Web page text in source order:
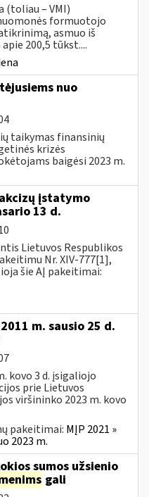
(toliau – VMI)
formuotojo
asmuo iš
200,5 tūkst....
nuo
taikymas finansinių
krizės
baigėsi 2023 m.
įstatymo
13 d.
Lietuvos Respublikos
Nr. XIV-777[1],
šie AĮ pakeitimai:
m. sausio 25 d.
kovo 3 d. įsigaliojo
prie Lietuvos
viršininko 2023 m. kovo
pakeitimai: MĮP 2021 »
2023 m.
sumos užsienio
gali